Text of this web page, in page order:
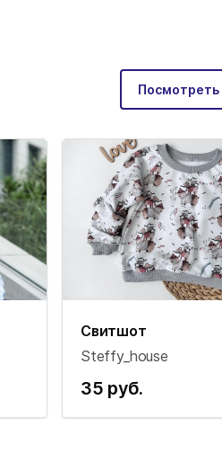
Посмотреть
Свитшот
Steffy_house
35 руб.